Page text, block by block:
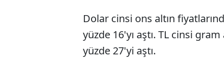
Dolar cinsi ons altın
yüzde 16'yı aştı. TL cinsi
yüzde 27'yi aştı.